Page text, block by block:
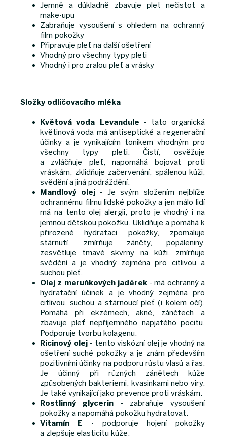
Jemně a důkladně zbavuje pleť nečistot a
make-upu
Zabraňuje vysoušení s ohledem na ochranný
film pokožky
Připravuje pleť na další ošetření
Vhodný pro všechny typy pleti
Vhodný i pro zralou pleť a vrásky
Složky odličovacího mléka
Květová voda Levandule - tato organická
květinová voda má antiseptické a regenerační
účinky a je vynikajícím tonikem vhodným pro
všechny typy pleti. Čistí, osvěžuje
a zvláčňuje pleť, napomáhá bojovat proti
vráskám, zklidňuje začervenání, spálenou kůži,
svědění a jiná podráždění.
Mandlový olej- Je svým složením nejblíže
ochrannému filmu lidské pokožky a jen málo lidí
má na tento olej alergii, proto je vhodný i na
jemnou dětskou pokožku. Uklidňuje a pomáhá k
přirozené hydrataci pokožky, zpomaluje
stárnutí, zmírňuje záněty, popáleniny,
zesvětluje tmavé skvrny na kůži, zmírňuje
svědění a je vhodný zejména pro citlivou a
suchou pleť.
Olej z meruňkových jadérek - má ochranný a
hydratační účinek a je vhodný zejména pro
citlivou, suchou a stárnoucí pleť (i kolem očí).
Pomáhá při ekzémech, akné, zánětech a
zbavuje pleť nepříjemného napjatého pocitu.
Podporuje tvorbu kolagenu.
Ricinový olej- tento viskózní olej je vhodný na
ošetření suché pokožky a je znám především
pozitivními účinky na podporu růstu vlasů a řas.
Je účinný při různých zánětech kůže
způsobených bakteriemi, kvasinkami nebo viry.
Je také vynikající jako prevence proti vráskám.
Rostlinný glycerin - zabraňuje vysoušení
pokožky a napomáhá pokožku hydratovat.
Vitamín E - podporuje hojení pokožky
a zlepšuje elasticitu kůže.